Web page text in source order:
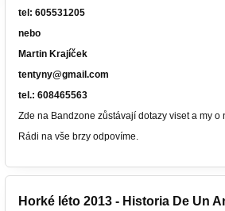
tel: 605531205
nebo
Martin Krajíček
tentyny@gmail.com
tel.: 608465563
Zde na Bandzone zůstávají dotazy viset a my
Rádi na vše brzy odpovíme.
Horké léto 2013 - Historia De Un